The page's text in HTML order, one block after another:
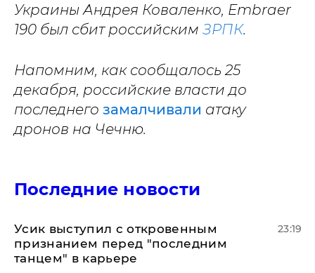
Украины Андрея Коваленко, Embraer
190 был сбит российским ЗРПК.
Напомним, как сообщалось 25
декабря, российские власти до
последнего замалчивали атаку
дронов на Чечню.
Последние новости
Усик выступил с откровенным
признанием перед "последним
танцем" в карьере
23:19